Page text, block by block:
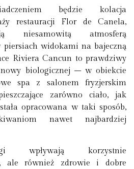
będzie kolacja
restauracji Flor de Canela,
niesamowitą atmosferą
widokami na bajeczną
Riviera Cancun to prawdziwy
biologicznej – w obiekcie
spa z salonem fryzjerskim
zarówno ciało, jak
opracowana w taki sposób,
nawet najbardziej
wpływają korzystnie
ale również zdrowie i dobre